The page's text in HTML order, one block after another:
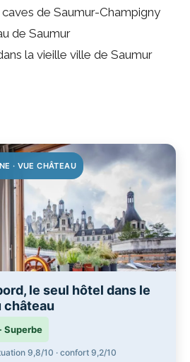
de Saumur-Champigny
de Saumur
la vieille ville de Saumur
· VUE CHÂTEAU
le seul hôtel dans le
château
Superbe
9,8/10 · confort 9,2/10